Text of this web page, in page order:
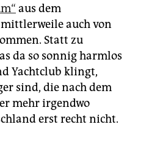
aus dem
auch von
Statt zu
da so sonnig harmlos
Yachtclub klingt,
sind, die nach dem
mehr irgendwo
erst recht nicht.